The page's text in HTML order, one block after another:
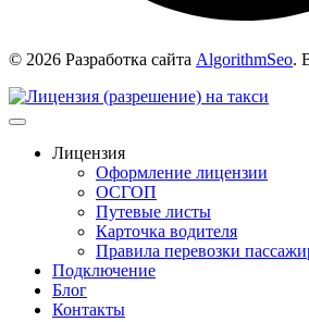
© 2026 Разработка сайта AlgorithmSeo.
Лицензия
Оформление лицензии
ОСГОП
Путевые листы
Карточка водителя
Правила перевозки
Подключение
Блог
Контакты